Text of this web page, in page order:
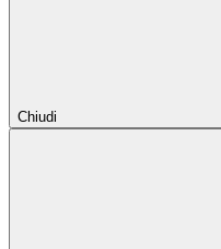
Chiudi